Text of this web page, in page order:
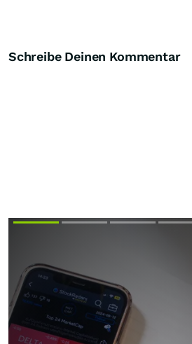
Schreibe Deinen Kommentar